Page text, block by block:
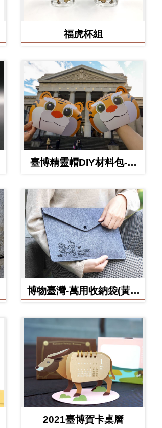
福虎杯組
臺博精靈帽DIY材料包-虎
博物臺灣-萬用收納袋(黃虎
2021臺博賀卡桌曆